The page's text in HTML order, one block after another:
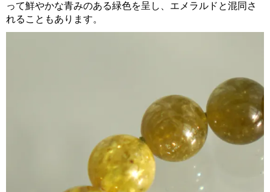
って鮮やかな青みのある緑色を呈し、エメラルドと混同さ
れることもあります。